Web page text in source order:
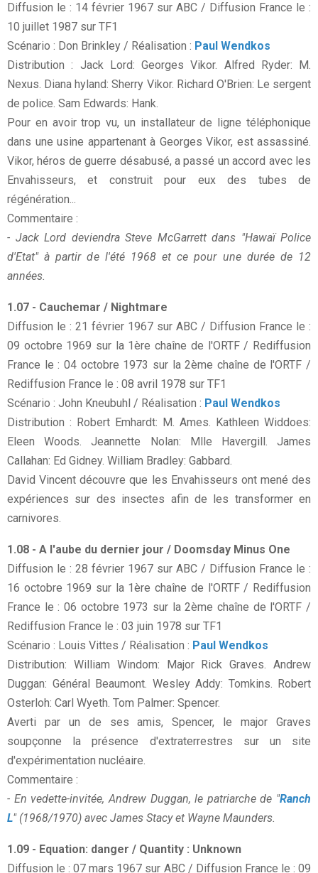
Diffusion le : 14 février 1967 sur ABC / Diffusion France le :
10 juillet 1987 sur TF1
Scénario : Don Brinkley / Réalisation : Paul Wendkos
Distribution : Jack Lord: Georges Vikor. Alfred Ryder: M.
Nexus. Diana hyland: Sherry Vikor. Richard O'Brien: Le sergent
de police. Sam Edwards: Hank.
Pour en avoir trop vu, un installateur de ligne téléphonique
dans une usine appartenant à Georges Vikor, est assassiné.
Vikor, héros de guerre désabusé, a passé un accord avec les
Envahisseurs, et construit pour eux des tubes de
régénération...
Commentaire :
- Jack Lord deviendra Steve McGarrett dans "Hawaï Police
d'Etat" à partir de l'été 1968 et ce pour une durée de 12
années.
1.07 - Cauchemar / Nightmare
Diffusion le : 21 février 1967 sur ABC / Diffusion France le :
09 octobre 1969 sur la 1ère chaîne de l'ORTF / Rediffusion
France le : 04 octobre 1973 sur la 2ème chaîne de l'ORTF /
Rediffusion France le : 08 avril 1978 sur TF1
Scénario : John Kneubuhl / Réalisation : Paul Wendkos
Distribution : Robert Emhardt: M. Ames. Kathleen Widdoes:
Eleen Woods. Jeannette Nolan: Mlle Havergill. James
Callahan: Ed Gidney. William Bradley: Gabbard.
David Vincent découvre que les Envahisseurs ont mené des
expériences sur des insectes afin de les transformer en
carnivores.
1.08 - A l'aube du dernier jour / Doomsday Minus One
Diffusion le : 28 février 1967 sur ABC / Diffusion France le :
16 octobre 1969 sur la 1ère chaîne de l'ORTF / Rediffusion
France le : 06 octobre 1973 sur la 2ème chaîne de l'ORTF /
Rediffusion France le : 03 juin 1978 sur TF1
Scénario : Louis Vittes / Réalisation : Paul Wendkos
Distribution: William Windom: Major Rick Graves. Andrew
Duggan: Général Beaumont. Wesley Addy: Tomkins. Robert
Osterloh: Carl Wyeth. Tom Palmer: Spencer.
Averti par un de ses amis, Spencer, le major Graves
soupçonne la présence d'extraterrestres sur un site
d'expérimentation nucléaire.
Commentaire :
- En vedette-invitée, Andrew Duggan, le patriarche de "Ranch
L" (1968/1970) avec James Stacy et Wayne Maunders.
1.09 - Equation: danger / Quantity : Unknown
Diffusion le : 07 mars 1967 sur ABC / Diffusion France le : 09